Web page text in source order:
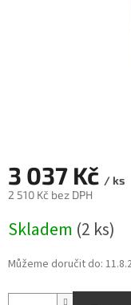
3 037 Kč / ks
2 510 Kč bez DPH
cena:
Skladem (2 ks)
Můžeme doručit do: